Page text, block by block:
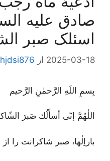
صادق علیه
اسئلک صبر
2025-03-18 از
بِسمِ اللَهِ الرَّحمٰنِ الرَّحيم
اللٰهُمَّ إنّى أسأَلُك صَبرَ
باراِلٰها، صبر شاکرانت را